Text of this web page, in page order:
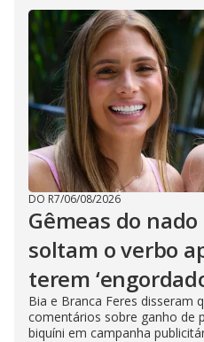
DO R7/06/08/2026
Gêmeas do
soltam o verbo
terem
Bia e Branca Feres disseram
comentários sobre ganho de
biquíni em campanha